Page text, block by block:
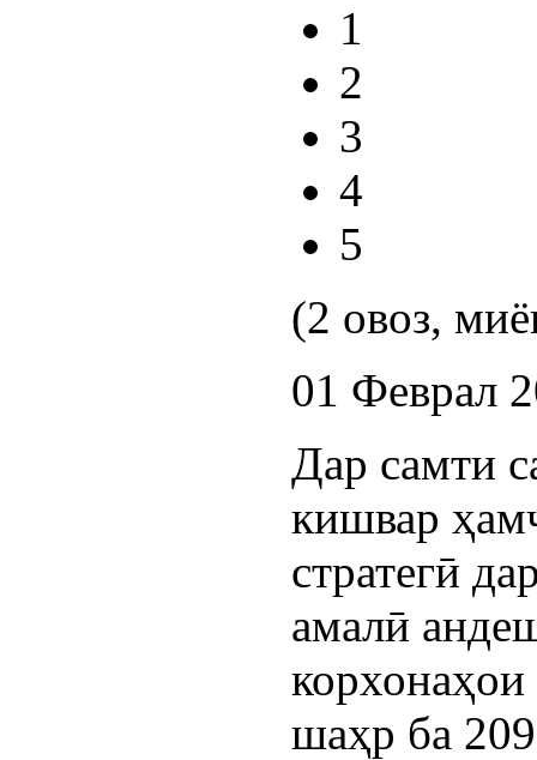
1
2
3
4
5
(2 овоз,
01 Феврал
Дар самти
кишвар
стратегӣ
амалӣ
шаҳр ба 209